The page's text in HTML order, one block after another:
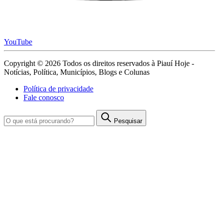
YouTube
Copyright © 2026 Todos os direitos reservados à Piauí Hoje -
Notícias, Política, Municípios, Blogs e Colunas
Política de privacidade
Fale conosco
Pesquisar